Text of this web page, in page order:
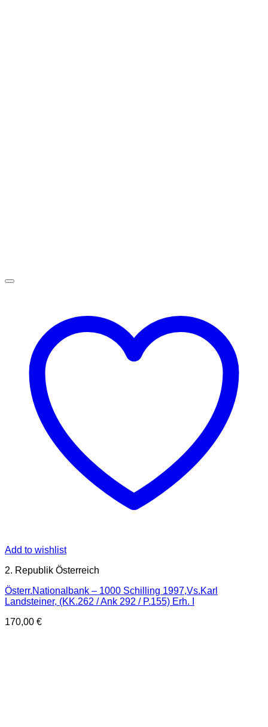
Add to wishlist
2. Republik Österreich
Österr.Nationalbank – 1000 Schilling 1997,Vs.Karl
Landsteiner, (KK.262 / Ank 292 / P.155) Erh. I
170,00 €